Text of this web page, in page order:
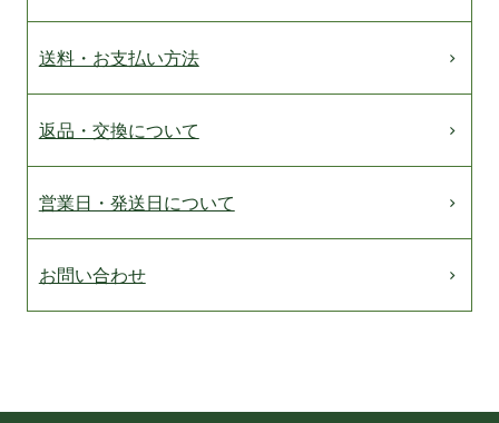
送料・お支払い方法
返品・交換について
営業日・発送日について
お問い合わせ